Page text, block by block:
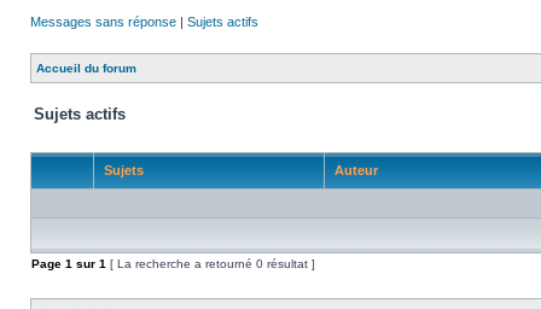
Messages sans réponse | Sujets actifs
Accueil du forum
Sujets actifs
Sujets Auteur
Page 1 sur 1 [ La recherche a retourné 0 résultat ]